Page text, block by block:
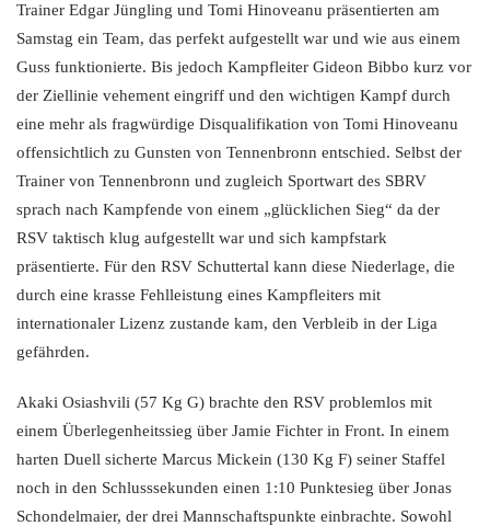
Trainer Edgar Jüngling und Tomi Hinoveanu präsentierten am
Samstag ein Team, das perfekt aufgestellt war und wie aus einem
Guss funktionierte. Bis jedoch Kampfleiter Gideon Bibbo kurz vor
der Ziellinie vehement eingriff und den wichtigen Kampf durch
eine mehr als fragwürdige Disqualifikation von Tomi Hinoveanu
offensichtlich zu Gunsten von Tennenbronn entschied. Selbst der
Trainer von Tennenbronn und zugleich Sportwart des SBRV
sprach nach Kampfende von einem „glücklichen Sieg“ da der
RSV taktisch klug aufgestellt war und sich kampfstark
präsentierte. Für den RSV Schuttertal kann diese Niederlage, die
durch eine krasse Fehlleistung eines Kampfleiters mit
internationaler Lizenz zustande kam, den Verbleib in der Liga
gefährden.
Akaki Osiashvili (57 Kg G) brachte den RSV problemlos mit
einem Überlegenheitssieg über Jamie Fichter in Front. In einem
harten Duell sicherte Marcus Mickein (130 Kg F) seiner Staffel
noch in den Schlusssekunden einen 1:10 Punktesieg über Jonas
Schondelmaier, der drei Mannschaftspunkte einbrachte. Sowohl